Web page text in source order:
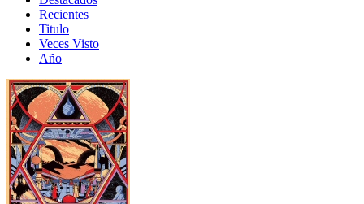
Recientes
Titulo
Veces Visto
Año